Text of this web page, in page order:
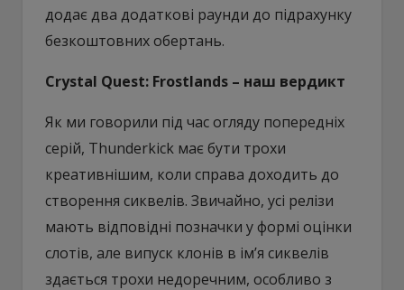
додає два додаткові раунди до підрахунку
безкоштовних обертань.
Crystal Quest: Frostlands – наш вердикт
Як ми говорили під час огляду попередніх
серій, Thunderkick має бути трохи
креативнішим, коли справа доходить до
створення сиквелів. Звичайно, усі релізи
мають відповідні позначки у формі оцінки
слотів, але випуск клонів в ім’я сиквелів
здається трохи недоречним, особливо з